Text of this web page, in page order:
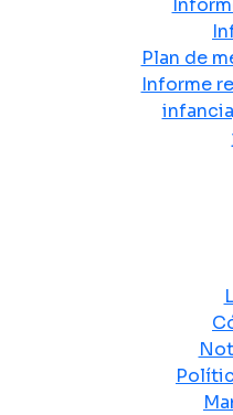
Plan de
Informe